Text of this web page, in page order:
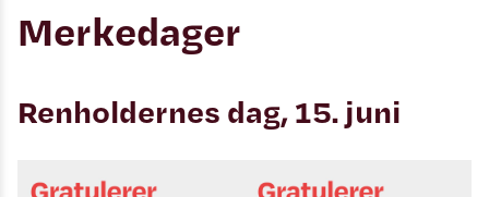
Merkedager
Renholdernes dag, 15. juni